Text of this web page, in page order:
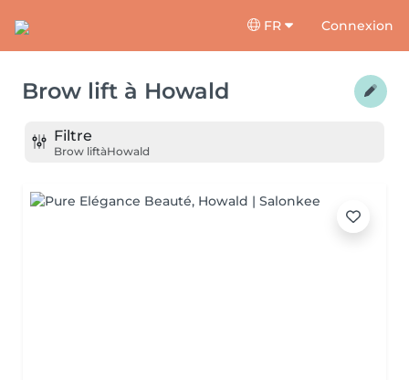
FR Connexion
Brow lift à Howald
Filtre
Brow liftàHowald